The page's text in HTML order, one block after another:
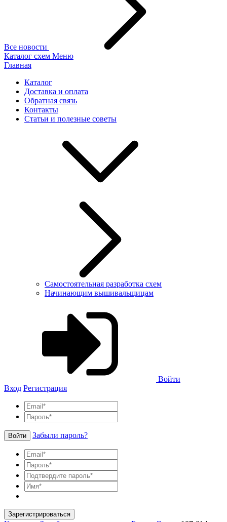
Все новости
Каталог схем Меню
Главная
Каталог
Доставка и оплата
Обратная связь
Контакты
Статьи и полезные советы
Самостоятельная разработка схем
Начинающим вышивальщицам
Войти
Вход Регистрация
Войти Забыли пароль?
Зарегистрироваться